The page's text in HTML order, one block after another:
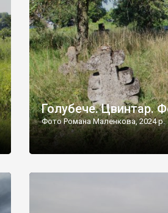
[…]
Голубече. Цвинтар.
Фото Романа Маленкова, 2024 р.